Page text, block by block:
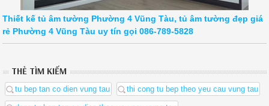
Thiết kế tủ âm tường Phường 4 Vũng Tàu, tủ âm tường đẹp giá
rẻ Phường 4 Vũng Tàu uy tín gọi 086-789-5828
THẺ TÌM KIẾM
tu bep tan co dien vung tau thi cong tu bep theo yeu cau vung tau